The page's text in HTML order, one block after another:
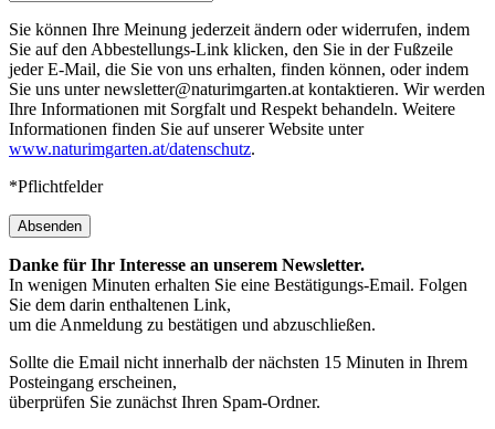
Sie können Ihre Meinung jederzeit ändern oder widerrufen, indem
Sie auf den Abbestellungs-Link klicken, den Sie in der Fußzeile
jeder E-Mail, die Sie von uns erhalten, finden können, oder indem
Sie uns unter newsletter@naturimgarten.at kontaktieren. Wir werden
Ihre Informationen mit Sorgfalt und Respekt behandeln. Weitere
Informationen finden Sie auf unserer Website unter
www.naturimgarten.at/datenschutz.
*Pflichtfelder
Absenden
Danke für Ihr Interesse an unserem Newsletter.
In wenigen Minuten erhalten Sie eine Bestätigungs-Email. Folgen
Sie dem darin enthaltenen Link,
um die Anmeldung zu bestätigen und abzuschließen.
Sollte die Email nicht innerhalb der nächsten 15 Minuten in Ihrem
Posteingang erscheinen,
überprüfen Sie zunächst Ihren Spam-Ordner.